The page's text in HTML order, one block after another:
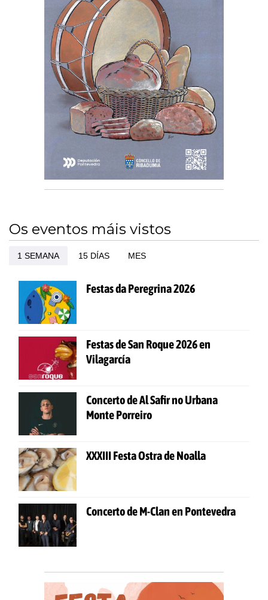
Os eventos máis vistos
1 SEMANA 15 DÍAS MES
Festas da Peregrina 2026
Festas de San Roque 2026 en
Vilagarcía
Concerto de Al Safir no Urbana
Monte Porreiro
XXXIII Festa Ostra de Noalla
Concerto de M-Clan en Pontevedra